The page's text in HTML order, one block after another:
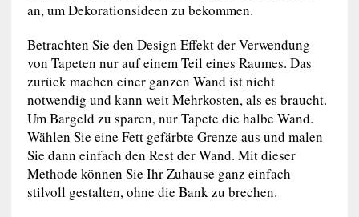
an, um Dekorationsideen zu bekommen.
Betrachten Sie den Design Effekt der Verwendung
von Tapeten nur auf einem Teil eines Raumes. Das
zurück machen einer ganzen Wand ist nicht
notwendig und kann weit Mehrkosten, als es braucht.
Um Bargeld zu sparen, nur Tapete die halbe Wand.
Wählen Sie eine Fett gefärbte Grenze aus und malen
Sie dann einfach den Rest der Wand. Mit dieser
Methode können Sie Ihr Zuhause ganz einfach
stilvoll gestalten, ohne die Bank zu brechen.